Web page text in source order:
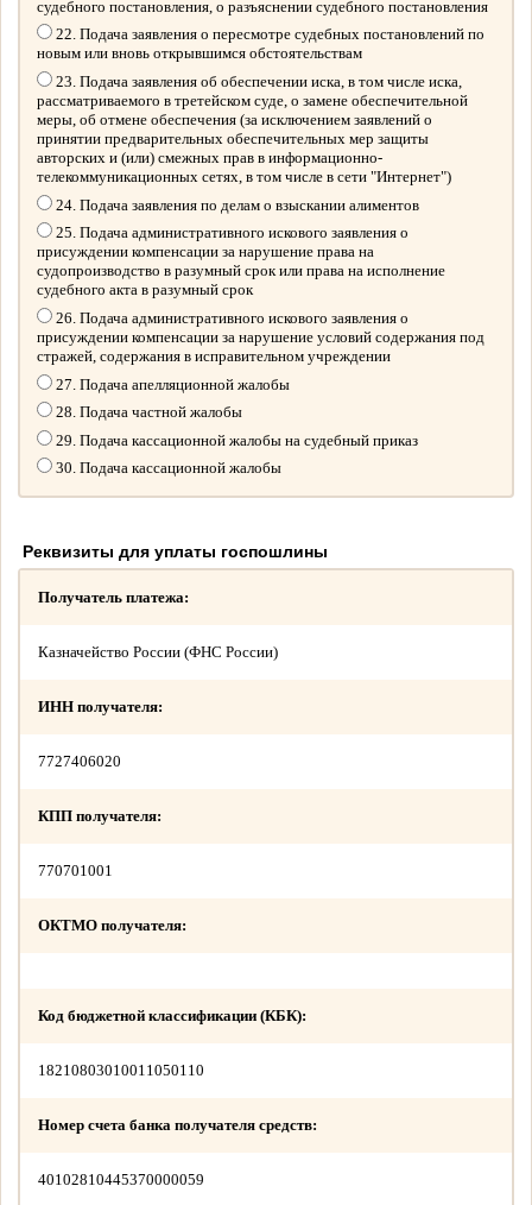
судебного постановления, о разъяснении судебного постановления
22. Подача заявления о пересмотре судебных постановлений по
новым или вновь открывшимся обстоятельствам
23. Подача заявления об обеспечении иска, в том числе иска,
рассматриваемого в третейском суде, о замене обеспечительной
меры, об отмене обеспечения (за исключением заявлений о
принятии предварительных обеспечительных мер защиты
авторских и (или) смежных прав в информационно-
телекоммуникационных сетях, в том числе в сети "Интернет")
24. Подача заявления по делам о взыскании алиментов
25. Подача административного искового заявления о
присуждении компенсации за нарушение права на
судопроизводство в разумный срок или права на исполнение
судебного акта в разумный срок
26. Подача административного искового заявления о
присуждении компенсации за нарушение условий содержания под
стражей, содержания в исправительном учреждении
27. Подача апелляционной жалобы
28. Подача частной жалобы
29. Подача кассационной жалобы на судебный приказ
30. Подача кассационной жалобы
Реквизиты для уплаты госпошлины
Получатель платежа:
Казначейство России (ФНС России)
ИНН получателя:
7727406020
КПП получателя:
770701001
ОКТМО получателя:
Код бюджетной классификации (КБК):
18210803010011050110
Номер счета банка получателя средств:
40102810445370000059